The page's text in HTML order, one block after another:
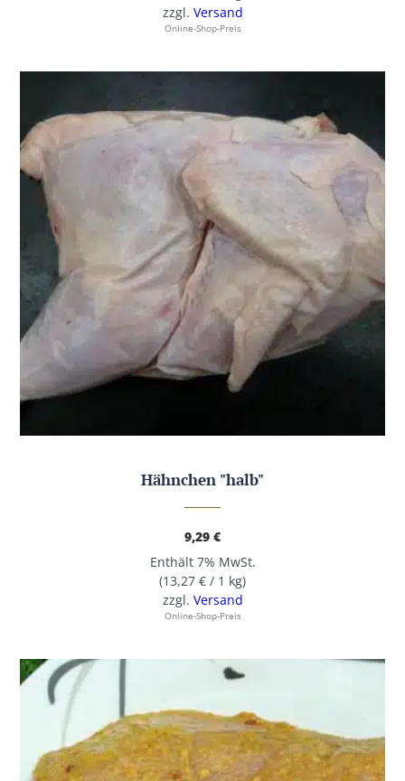
zzgl. Versand
Online-Shop-Preis
Hähnchen "halb"
9,29 €
Enthält 7% MwSt.
(13,27 € / 1 kg)
zzgl. Versand
Online-Shop-Preis